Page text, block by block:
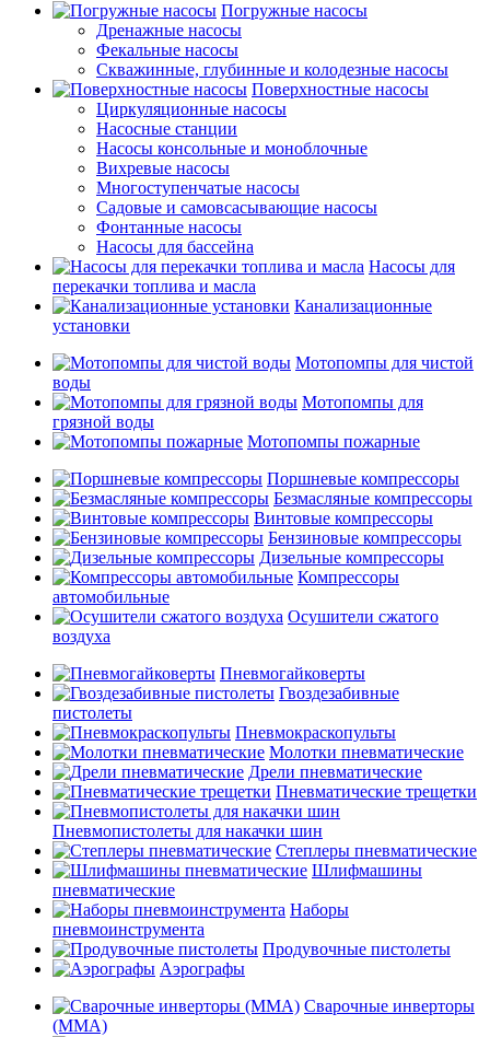
Погружные насосы
Дренажные насосы
Фекальные насосы
Скважинные, глубинные и колодезные насосы
Поверхностные насосы
Циркуляционные насосы
Насосные станции
Насосы консольные и моноблочные
Вихревые насосы
Многоступенчатые насосы
Садовые и самовсасывающие насосы
Фонтанные насосы
Насосы для бассейна
Насосы для
перекачки топлива и масла
Канализационные
установки
Мотопомпы для чистой
воды
Мотопомпы для
грязной воды
Мотопомпы пожарные
Поршневые компрессоры
Безмасляные компрессоры
Винтовые компрессоры
Бензиновые компрессоры
Дизельные компрессоры
Компрессоры
автомобильные
Осушители сжатого
воздуха
Пневмогайковерты
Гвоздезабивные
пистолеты
Пневмокраскопульты
Молотки пневматические
Дрели пневматические
Пневматические трещетки
Пневмопистолеты для накачки шин
Степлеры пневматические
Шлифмашины
пневматические
Наборы
пневмоинструмента
Продувочные пистолеты
Аэрографы
Сварочные инверторы
(MMA)